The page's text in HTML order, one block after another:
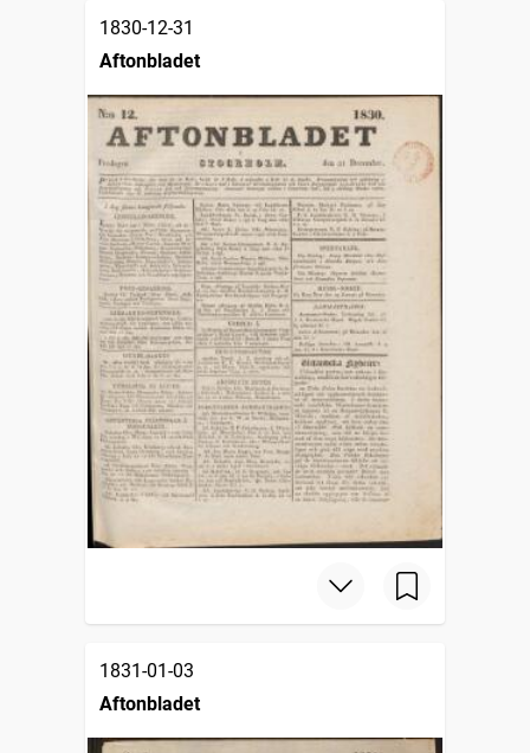
1830-12-31
Aftonbladet
1831-01-03
Aftonbladet